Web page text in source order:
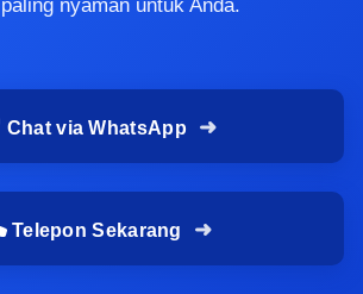
juga risiko kualitas yang tidak
itu, banyak pembeli yang
banyak dan memahami kebutuhan
event secara praktis.
nyaman untuk Anda.
Chat via WhatsApp
Telepon Sekarang